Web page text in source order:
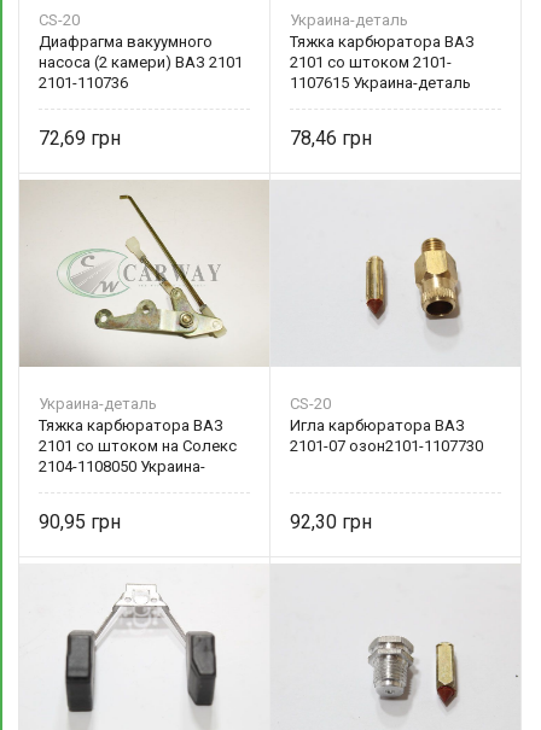
CS-20
Диафрагма вакуумного
насоса (2 камери) ВАЗ 2101
2101-110736
72,69
Украина-деталь
Тяжка карбюратора ВАЗ
2101 со штоком 2101-
1107615 Украина-деталь
78,46
Украина-деталь
Тяжка карбюратора ВАЗ
2101 со штоком на Солекс
2104-1108050 Украина-
90,95
CS-20
Игла карбюратора ВАЗ
2101-07 озон2101-1107730
92,30